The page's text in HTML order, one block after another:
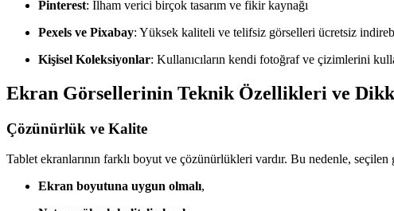
Pinterest: İlham verici birçok tasarım ve fikir kaynağı
Pexels ve Pixabay: Yüksek kaliteli ve telifsiz görselleri ücretsiz
Kişisel Koleksiyonlar: Kullanıcıların kendi fotoğraf ve çizimlerini
Ekran Görsellerinin Teknik Özellikleri ve
Çözünürlük ve Kalite
Tablet ekranlarının farklı boyut ve çözünürlükleri vardır. Bu nedenle,
Ekran boyutuna uygun olmalı,